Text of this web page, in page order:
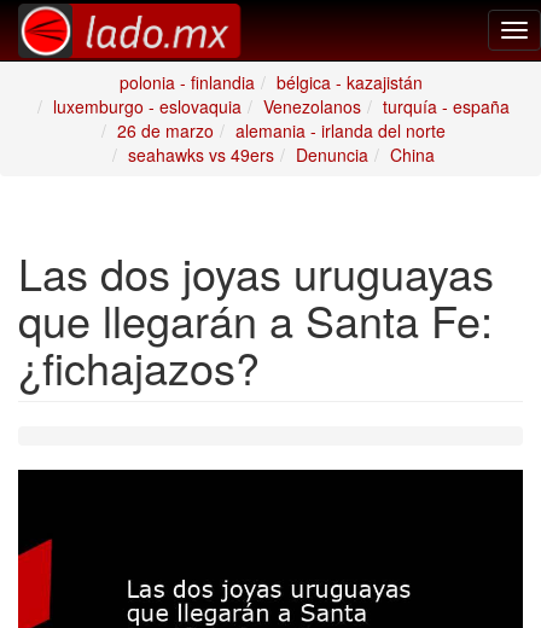
polonia - finlandia
bélgica - kazajistán
luxemburgo - eslovaquia
Venezolanos
turquía - españa
26 de marzo
alemania - irlanda del norte
seahawks vs 49ers
Denuncia China
Las dos joyas uruguayas
que llegarán a Santa Fe:
¿fichajazos?